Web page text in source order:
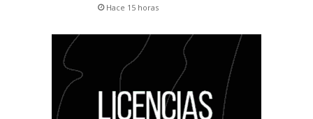
Hace 15 horas